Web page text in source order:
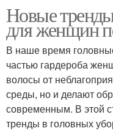
Новые
для женщин
В наше время
частью гардероба
волосы от
среды, но и делают
современным. В этой
тренды в головных